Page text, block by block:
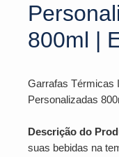
800ml |
Garrafas Térmicas
Personalizadas
Descrição do
suas bebidas na